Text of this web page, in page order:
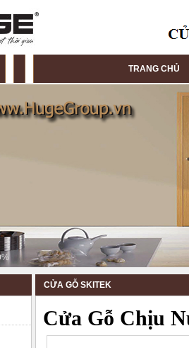
TRANG CHỦ
CỬA GỖ SKITEK
Cửa Gỗ Chịu